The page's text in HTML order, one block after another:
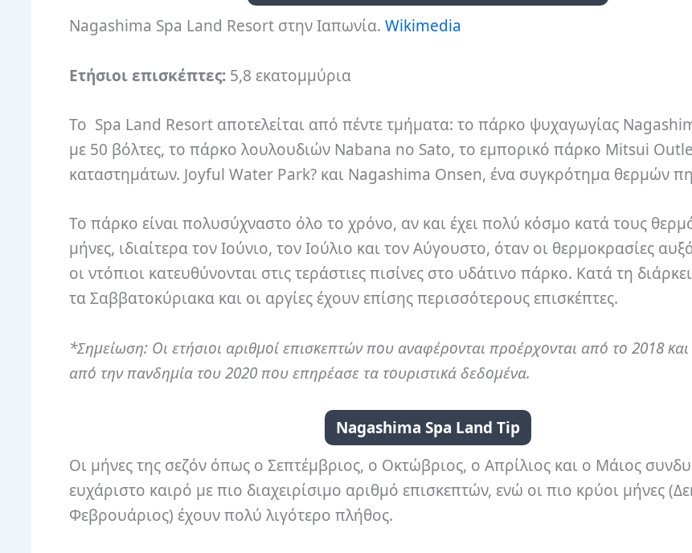
Nagashima Spa Land Resort στην Ιαπωνία. Wikimedia
Ετήσιοι επισκέπτες: 5,8 εκατομμύρια
Το Spa Land Resort αποτελείται από πέντε τμήματα: το πάρκο ψυχαγωγίας
με 50 βόλτες, το πάρκο λουλουδιών Nabana no Sato, το εμπορικό πάρκο Mitsui
καταστημάτων. Joyful Water Park? και Nagashima Onsen, ένα συγκρότημα θερμών
Το πάρκο είναι πολυσύχναστο όλο το χρόνο, αν και έχει πολύ κόσμο κατά τους
μήνες, ιδιαίτερα τον Ιούνιο, τον Ιούλιο και τον Αύγουστο, όταν οι θερμοκρασίες
οι ντόπιοι κατευθύνονται στις τεράστιες πισίνες στο υδάτινο πάρκο. Κατά τη
τα Σαββατοκύριακα και οι αργίες έχουν επίσης περισσότερους επισκέπτες.
*Σημείωση: Οι ετήσιοι αριθμοί επισκεπτών που αναφέρονται προέρχονται από το 2018
από την πανδημία του 2020 που επηρέασε τα τουριστικά δεδομένα.
Nagashima Spa Land Tip
Οι μήνες της σεζόν όπως ο Σεπτέμβριος, ο Οκτώβριος, ο Απρίλιος και ο Μάιος
ευχάριστο καιρό με πιο διαχειρίσιμο αριθμό επισκεπτών, ενώ οι πιο κρύοι μήνες
Φεβρουάριος) έχουν πολύ λιγότερο πλήθος.